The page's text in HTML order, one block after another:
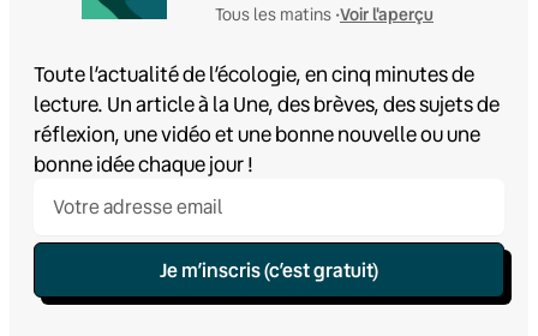
Tous les matins •Voir l'aperçu
Toute l’actualité de l’écologie, en cinq minutes de
lecture. Un article à la Une, des brèves, des sujets de
réflexion, une vidéo et une bonne nouvelle ou une
bonne idée chaque jour !
Je m’inscris (c’est gratuit)